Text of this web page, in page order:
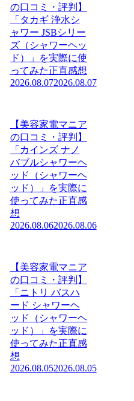
の口コミ・評判】
「タカギ 浄水シ
ャワー JSBシリー
ズ（シャワーヘッ
ド）」を実際に使
ってみた正直感想
2026.08.072026.08.07
【美容家電マニア
の口コミ・評判】
「カインズ ナノ
バブルシャワーヘ
ッド（シャワーヘ
ッド）」を実際に
使ってみた正直感
想
2026.08.062026.08.06
【美容家電マニア
の口コミ・評判】
「ニトリ バスハ
ード シャワーヘ
ッド（シャワーヘ
ッド）」を実際に
使ってみた正直感
想
2026.08.052026.08.05